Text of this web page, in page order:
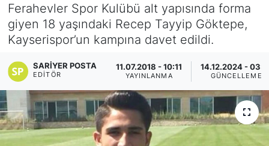
Ferahevler Spor Kulübü alt yapısında forma
giyen 18 yaşındaki Recep Tayyip Göktepe,
Kayserispor’un kampına davet edildi.
SARIYER POSTA
EDITÖR
11.07.2018 - 10:11
YAYINLANMA
14.12.2024 -
GÜNCELLEME
GÜNDEM
KÖŞE YAZILARI (Arşiv)
KÜLTÜR SANAT
MAGAZİN
Haber Arşivi